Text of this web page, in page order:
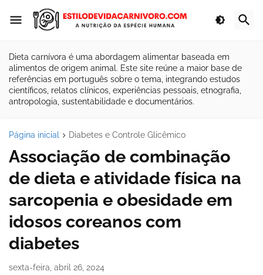
Dieta carnívora é uma abordagem alimentar baseada em
alimentos de origem animal. Este site reúne a maior base de
referências em português sobre o tema, integrando estudos
científicos, relatos clínicos, experiências pessoais, etnografia,
antropologia, sustentabilidade e documentários.
Página inicial Diabetes e Controle Glicêmico
Associação de combinação
de dieta e atividade física na
sarcopenia e obesidade em
idosos coreanos com
diabetes
sexta-feira, abril 26, 2024